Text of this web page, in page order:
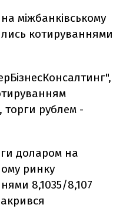
міжбанківському
котируваннями
торги рублем -
доларом на
ринку
8,1035/8,107